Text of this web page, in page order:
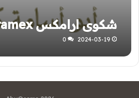
شكوى ارامكس aramex
2024-03-19
0